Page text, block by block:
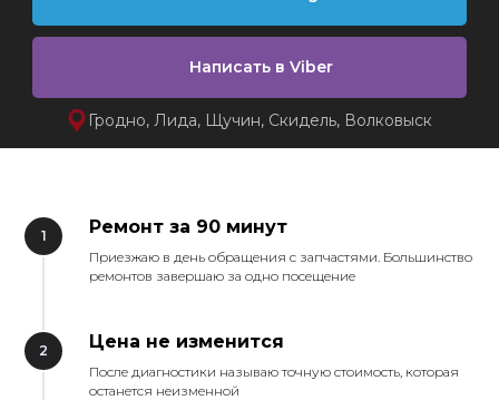
Написать в Viber
Гродно, Лида, Щучин, Скидель, Волковыск
Ремонт за 90 минут
Приезжаю в день обращения с запчастями. Большинство
ремонтов завершаю за одно посещение
Цена не изменится
После диагностики называю точную стоимость, которая
останется неизменной